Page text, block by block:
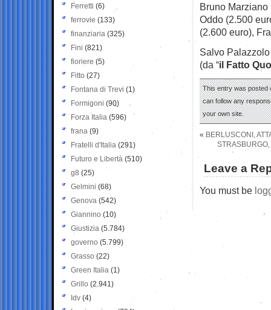
Bruno
Oddo (2.500
(2.600 euro),
Salvo Palazzolo
(da “il Fatto
This entry was posted
can follow any
your own site.
« BERLUSCONI,
Leave a
You must be
Ferretti (6)
ferrovie (133)
finanziaria (325)
Fini (821)
fioriere (5)
Fitto (27)
Fontana di Trevi (1)
Formigoni (90)
Forza Italia (596)
frana (9)
Fratelli d'Italia (291)
Futuro e Libertà (510)
g8 (25)
Gelmini (68)
Genova (542)
Giannino (10)
Giustizia (5.784)
governo (5.799)
Grasso (22)
Green Italia (1)
Grillo (2.941)
Idv (4)